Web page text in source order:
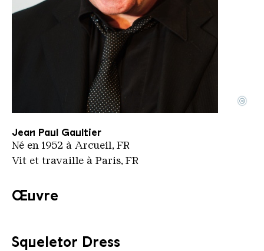
Jean Paul Gaultier im Schwuz am 17 Mar 2015
Copyright: arte | Netaction | CC-BY-SA-4.0
©
Jean Paul Gaultier
Né en 1952 à Arcueil, FR
Vit et travaille à Paris, FR
Œuvre
Squeletor Dress